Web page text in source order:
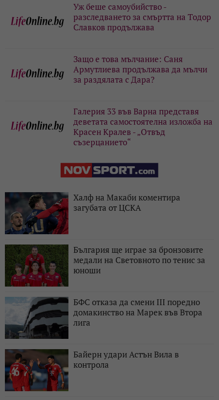
Уж беше самоубийство -
разследването за смъртта на Тодор
Славков продължава
Защо е това мълчание: Саня
Армутлиева продължава да мълчи
за раздялата с Дара?
Галерия 33 във Варна представя
деветата самостоятелна изложба на
Красен Кралев - „Отвъд
съзерцанието“
Халф на Макаби коментира
загубата от ЦСКА
България ще играе за бронзовите
медали на Световното по тенис за
юноши
БФС отказа да смени III поредно
домакинство на Марек във Втора
лига
Байерн удари Астън Вила в
контрола